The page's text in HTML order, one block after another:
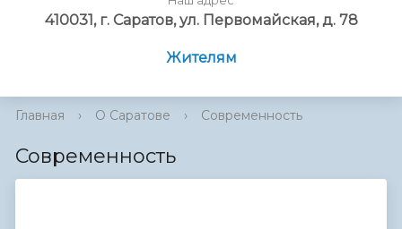
410031, г. Саратов, ул. Первомайская, д. 78
Жителям
Главная › О Саратове › Современность
Современность